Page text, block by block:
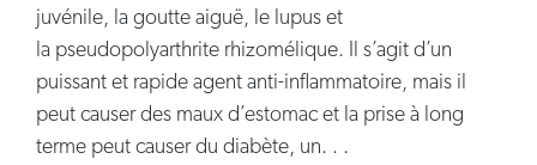
juvénile, la goutte aiguë, le lupus et
la pseudopolyarthrite rhizomélique. Il s’agit d’un
puissant et rapide agent anti-inflammatoire, mais il
peut causer des maux d’estomac et la prise à long
terme peut causer du diabète, un. . .